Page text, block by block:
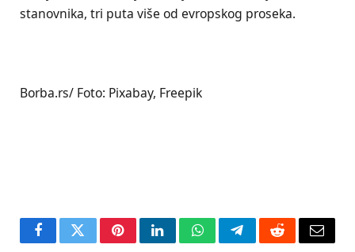
stanovnika, tri puta više od evropskog proseka.
Borba.rs/ Foto: Pixabay, Freepik
FacebookTwitterPinterestLinkedInWhatsAppTelegramRedditEmail